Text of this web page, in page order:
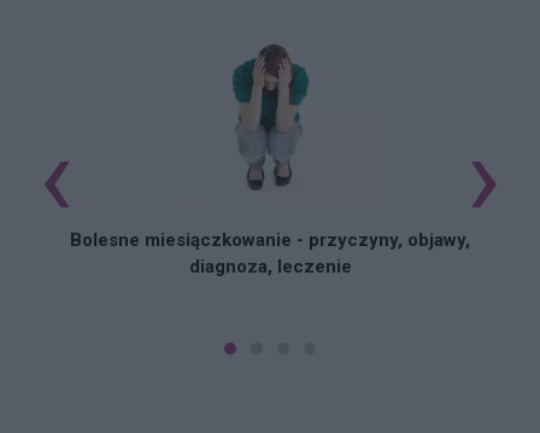
Bolesne miesiączkowanie - przyczyny, objawy,
diagnoza, leczenie
‹ ›